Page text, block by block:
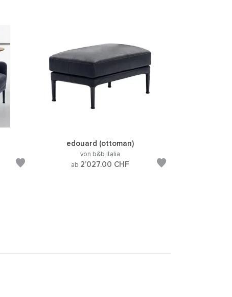
edouard (ottoman)
von b&b italia
ab 2’027.00 CHF